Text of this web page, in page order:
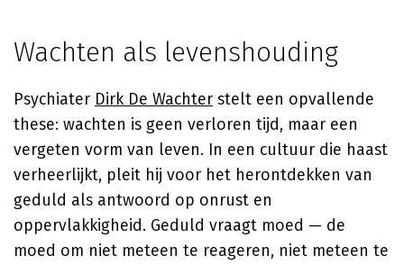
Wachten als levenshouding
Psychiater Dirk De Wachter stelt een opvallende
these: wachten is geen verloren tijd, maar een
vergeten vorm van leven. In een cultuur die haast
verheerlijkt, pleit hij voor het herontdekken van
geduld als antwoord op onrust en
oppervlakkigheid. Geduld vraagt moed — de
moed om niet meteen te reageren, niet meteen te